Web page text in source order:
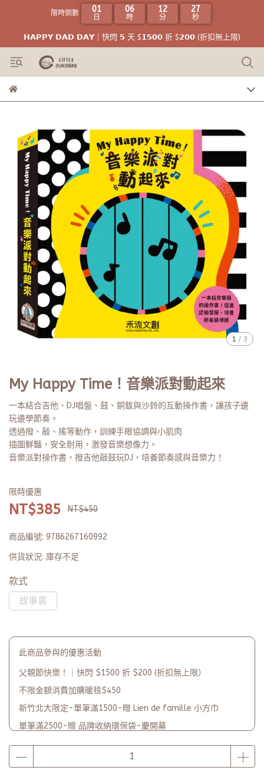
限時倒數 01
日
06
時
12
分
26
秒
𝗛𝗔𝗣𝗣𝗬 𝗗𝗔𝗗 𝗗𝗔𝗬｜快閃 𝟱 天 $𝟭𝟱𝟬𝟬 折 $𝟮𝟬𝟬 (折扣無上限)
1 / 3
My Happy Time！音樂派對動起來
一本結合吉他、DJ唱盤、鼓、銅鈸與沙鈴的互動操作書，讓孩子邊
玩邊學節奏。
透過撥、敲、搖等動作，訓練手眼協調與小肌肉
插圖鮮豔，安全耐用，激發音樂想像力。
音樂派對操作書，撥吉他敲鼓玩DJ，培養節奏感與音樂力！
限時優惠
NT$385 NT$450
商品編號: 9786267160992
供貨狀況: 庫存不足
款式
故事書
此商品參與的優惠活動
父親節快樂！｜快閃 $1500 折 $200 (折扣無上限）
不限金額消費加購暖毯$450
新竹北大限定-單筆滿1500-贈 Lien de famille 小方巾
單筆滿2500-贈 品牌收納環保袋-慶開幕
品牌2週年PARTY單筆滿$5000-贈【品牌多功能披肩暖毯】(數
量有限送完為止)